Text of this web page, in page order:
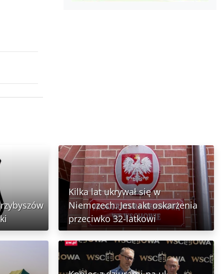
Kilka lat ukrywał się w
Niemczech. Jest akt oskarżenia
przeciwko 32-latkowi